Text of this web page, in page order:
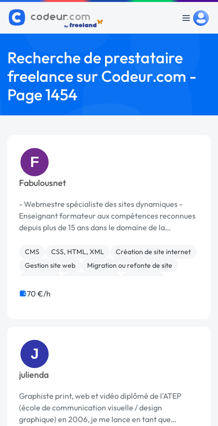
Recherche de prestataire
freelance sur Codeur.com -
Page 1454
F
Fabulousnet
- Webmestre spécialiste des sites dynamiques -
Enseignant formateur aux compétences reconnues
depuis plus de 15 ans dans le domaine de la
CMS CSS, HTML, XML
Création de site internet
Gestion site web
Migration ou refonte de site
Traduction
70 €/h
J
julienda
Graphiste print, web et vidéo diplômé de l'ATEP
(école de communication visuelle / design
graphique) en 2006, je me lance en tant que